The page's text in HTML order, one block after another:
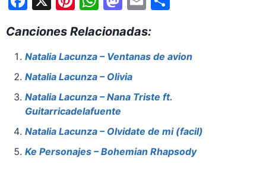
c
e
b
o
o
k
er
e
st
at
s
A
p
p
st
o
d
o
ai
l
e
Canciones Relacionadas:
Natalia Lacunza – Ventanas de avion
Natalia Lacunza – Olivia
Natalia Lacunza – Nana Triste ft.
Guitarricadelafuente
Natalia Lacunza – Olvidate de mi (facil)
Ke Personajes – Bohemian Rhapsody